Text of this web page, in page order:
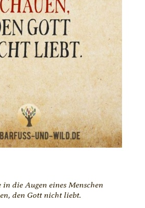
die Augen eines Menschen
den Gott nicht liebt.